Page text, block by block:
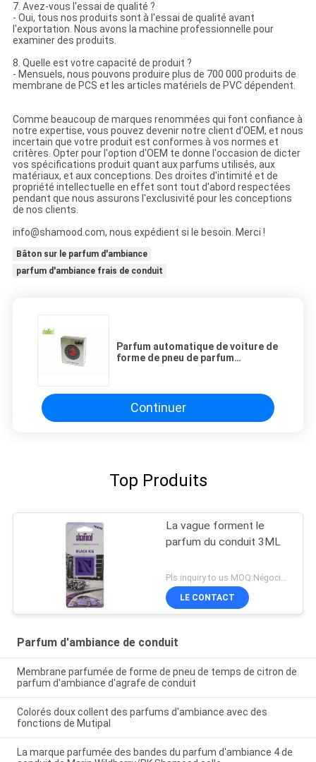
7. Avez-vous l'essai de qualité ?
- Oui, tous nos produits sont à l'essai de qualité avant
l'exportation. Nous avons la machine professionnelle pour
examiner des produits.
8. Quelle est votre capacité de produit ?
- Mensuels, nous pouvons produire plus de 700 000 produits de
membrane de PCS et les articles matériels de PVC dépendent.
Comme beaucoup de marques renommées qui font confiance à
notre expertise, vous pouvez devenir notre client d'OEM, et nous
incertain que votre produit est conformes à vos normes et
critères. Opter pour l'option d'OEM te donne l'occasion de dicter
vos spécifications produit quant aux parfums utilisés, aux
matériaux, et aux conceptions. Des droites d'intimité et de
propriété intellectuelle en effet sont tout d'abord respectées
pendant que nous assurons l'exclusivité pour les conceptions
de nos clients.
info@shamood.com, nous expédient si le besoin. Merci !
Bâton sur le parfum d'ambiance
parfum d'ambiance frais de conduit
Parfum automatique de voiture de
forme de pneu de parfum
Continuer
Top Produits
La vague forment le
parfum du conduit 3ML
LE CONTACT
Parfum d'ambiance de conduit
Membrane parfumée de forme de pneu de temps de citron de
parfum d'ambiance d'agrafe de conduit
Colorés doux collent des parfums d'ambiance avec des
fonctions de Mutipal
La marque parfumée des bandes du parfum d'ambiance 4 de